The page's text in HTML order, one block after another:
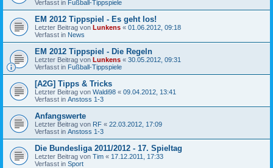
Verfasst in Fußball-Tippspiele
EM 2012 Tippspiel - Es geht los!
Letzter Beitrag von Lunkens « 01.06.2012, 09:18
Verfasst in News
EM 2012 Tippspiel - Die Regeln
Letzter Beitrag von Lunkens « 30.05.2012, 09:31
Verfasst in Fußball-Tippspiele
[A2G] Tipps & Tricks
Letzter Beitrag von Waldi98 « 09.04.2012, 13:41
Verfasst in Anstoss 1-3
Anfangswerte
Letzter Beitrag von RF « 22.03.2012, 17:09
Verfasst in Anstoss 1-3
Die Bundesliga 2011/2012 - 17. Spieltag
Letzter Beitrag von Tim « 17.12.2011, 17:33
Verfasst in Sport